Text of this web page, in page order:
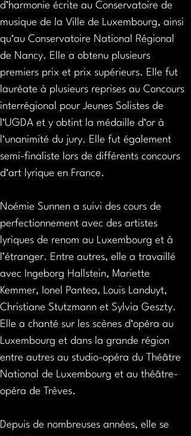
d’harmonie écrite au Conservatoire de
musique de la Ville de Luxembourg, ainsi
qu‘au Conservatoire National Régional
de Nancy. Elle a obtenu plusieurs
premiers prix et prix supérieurs. Elle fut
lauréate à plusieurs reprises au Concours
interrégional pour Jeunes Solistes de
l‘UGDA et y obtint la médaille d‘or à
l‘unanimité du jury. Elle fut également
semi-finaliste lors de différents concours
d‘art lyrique en France.
Noémie Sunnen a suivi des cours de
perfectionnement avec des artistes
lyriques de renom au Luxembourg et à
l’étranger. Entre autres, elle a travaillé
avec Ingeborg Hallstein, Mariette
Kemmer, Ionel Pantea, Louis Landuyt,
Christiane Stutzmann et Sylvia Geszty.
Elle a chanté sur les scènes d‘opéra au
Luxembourg et dans la grande région
entre autres au studio-opéra du Théâtre
National de Luxembourg et au théâtre-
opéra de Trèves.
Depuis de nombreuses années, elle se